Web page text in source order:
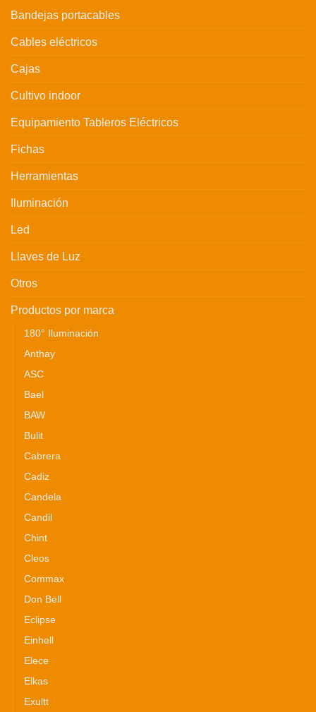
Bandejas portacables
Cables eléctricos
Cajas
Cultivo indoor
Equipamiento Tableros Eléctricos
Fichas
Herramientas
Iluminación
Led
Llaves de Luz
Otros
Productos por marca
180° Iluminación
Anthay
ASC
Bael
BAW
Bulit
Cabrera
Cadiz
Candela
Candil
Chint
Cleos
Commax
Don Bell
Eclipse
Einhell
Elece
Elkas
Exultt